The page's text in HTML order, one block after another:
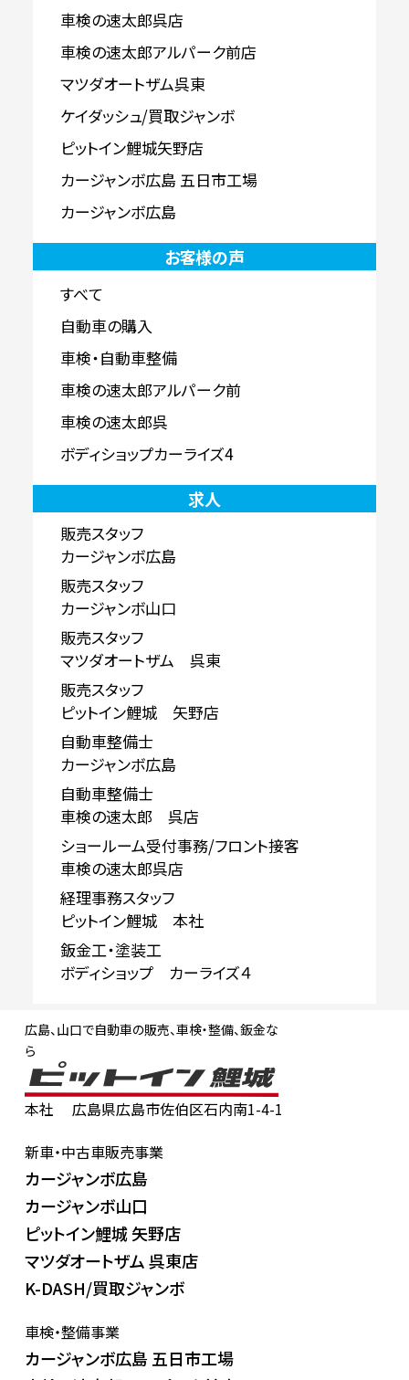
車検の速太郎呉店
車検の速太郎アルパーク前店
マツダオートザム呉東
ケイダッシュ/買取ジャンボ
ピットイン鯉城矢野店
カージャンボ広島 五日市工場
カージャンボ広島
お客様の声
すべて
自動車の購入
車検・自動車整備
車検の速太郎アルパーク前
車検の速太郎呉
ボディショップカーライズ4
求人
販売スタッフ
カージャンボ広島
販売スタッフ
カージャンボ山口
販売スタッフ
マツダオートザム 呉東
販売スタッフ
ピットイン鯉城 矢野店
自動車整備士
カージャンボ広島
自動車整備士
車検の速太郎 呉店
ショールーム受付事務/フロント接客
車検の速太郎呉店
経理事務スタッフ
ピットイン鯉城 本社
鈑金工・塗装工
ボディショップ カーライズ４
広島、山口で自動車の販売、車検・整備、鈑金な
ら
本社
広島県広島市佐伯区石内南1-4-1
新車・中古車販売事業
カージャンボ広島
カージャンボ山口
ピットイン鯉城 矢野店
マツダオートザム 呉東店
K-DASH/買取ジャンボ
車検・整備事業
カージャンボ広島 五日市工場